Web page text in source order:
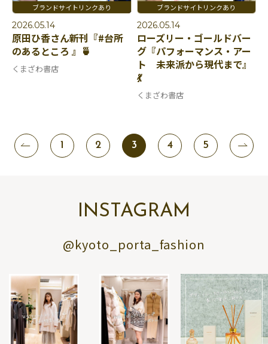
2026.05.14
原田ひ香さん新刊『#台所
のあるところ 』🍵
くまざわ書店
2026.05.14
ローズリー・ゴールドバー
グ『パフォーマンス・アー
ト 未来派から現代まで』
💃
くまざわ書店
1 2 3 4 5
INSTAGRAM
@kyoto_porta_fashion